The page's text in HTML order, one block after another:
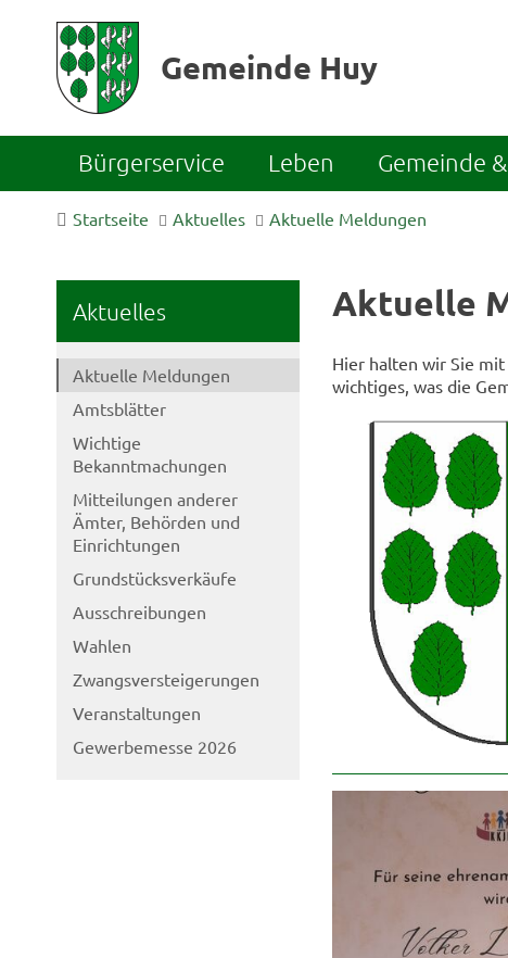
Gemeinde Huy
Bürgerservice Leben Gemeinde
Startseite Aktuelles Aktuelle Meldungen
Aktuelles
Aktuelle Meldungen
Amtsblätter
Wichtige
Bekanntmachungen
Mitteilungen anderer
Ämter, Behörden und
Einrichtungen
Grundstücksverkäufe
Ausschreibungen
Wahlen
Zwangsversteigerungen
Veranstaltungen
Gewerbemesse 2026
Aktuelle
Hier halten wir Sie
wichtiges, was die